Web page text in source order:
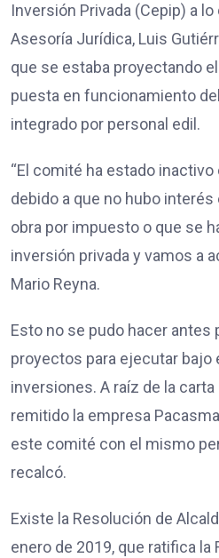
Inversión Privada (Cepip) a
Asesoría Jurídica, Luis
que se estaba proyectando
puesta en funcionamiento
integrado por personal edil.
“El comité ha estado
debido a que no hubo
obra por impuesto o que se
inversión privada y vamos a
Mario Reyna.
Esto no se pudo hacer antes
proyectos para ejecutar bajo
inversiones. A raíz de la
remitido la empresa
este comité con el mismo
recalcó.
Existe la Resolución de
enero de 2019, que ratifica la